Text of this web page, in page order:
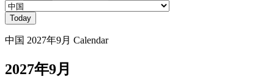
Today
中国 2027年9月 Calendar
2027年9月